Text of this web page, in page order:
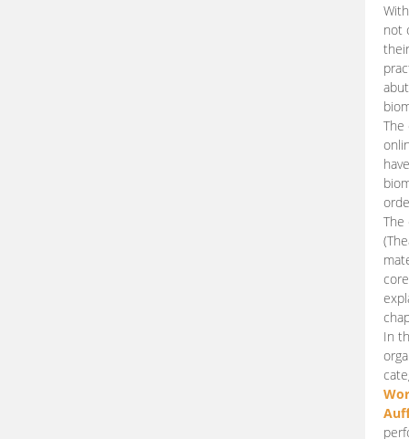
not
The
In